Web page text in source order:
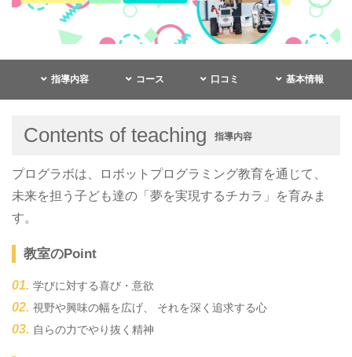
指導内容 コース 口コミ 基本情報
Contents of teaching 指導内容
プログラボは、ロボットプログラミング教育を通じて、
未来を担う子ども達の「夢を実現するチカラ」を育みま
す。
教室のPoint
学びに対する喜び・意欲
視野や興味の幅を広げ、 それを深く追求する心
自らの力でやり抜く精神